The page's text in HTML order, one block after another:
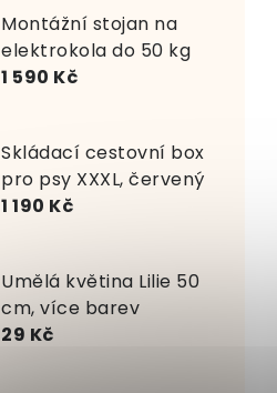
Montážní stojan na
elektrokola do 50 kg
1 590 Kč
Skládací cestovní box
pro psy XXXL, červený
1 190 Kč
Umělá květina Lilie 50
cm, více barev
29 Kč